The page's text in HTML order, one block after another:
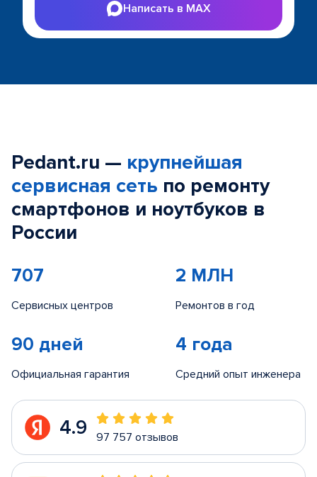
Написать в MAX
Pedant.ru — крупнейшая
сервисная сеть по ремонту
смартфонов и ноутбуков в
России
707
Сервисных центров
2 МЛН
Ремонтов в год
90 дней
Официальная гарантия
4 года
Средний опыт инженера
4.9 97 757 отзывов